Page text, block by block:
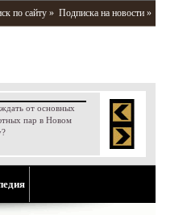
по сайту » Подписка на новости »
от основных
пар в Новом